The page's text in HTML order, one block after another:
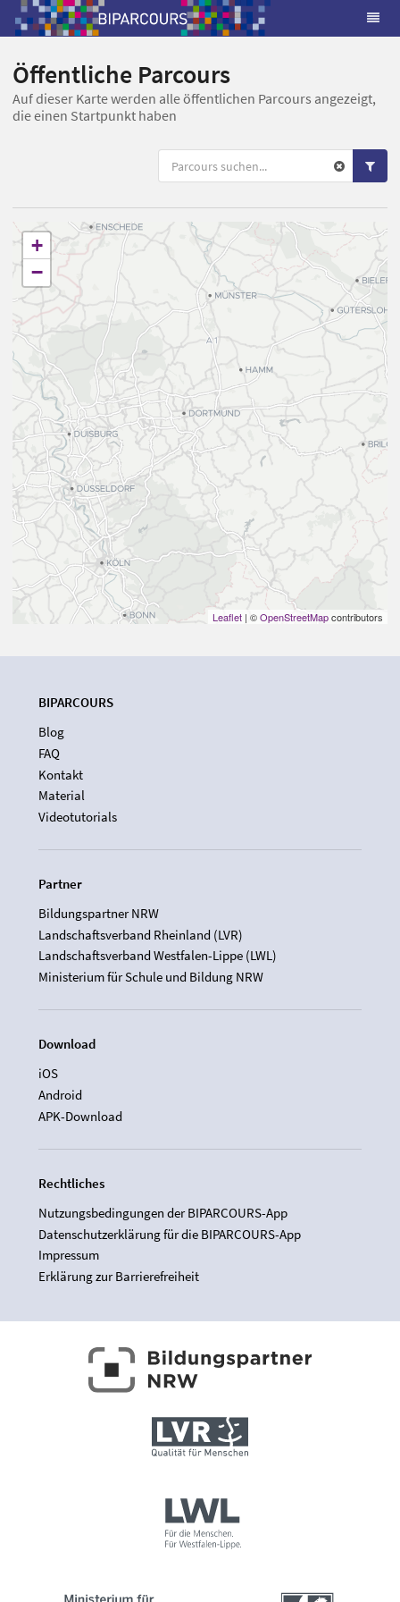
Öffentliche Parcours
Auf dieser Karte werden alle öffentlichen Parcours angezeigt,
die einen Startpunkt haben
+
−
Leaflet | ©OpenStreetMapcontributors
BIPARCOURS
Blog
FAQ
Kontakt
Material
Videotutorials
Partner
Bildungspartner NRW
Landschaftsverband Rheinland (LVR)
Landschaftsverband Westfalen-Lippe (LWL)
Ministerium für Schule und Bildung NRW
Download
iOS
Android
APK-Download
Rechtliches
Nutzungsbedingungen der BIPARCOURS-App
Datenschutzerklärung für die BIPARCOURS-App
Impressum
Erklärung zur Barrierefreiheit